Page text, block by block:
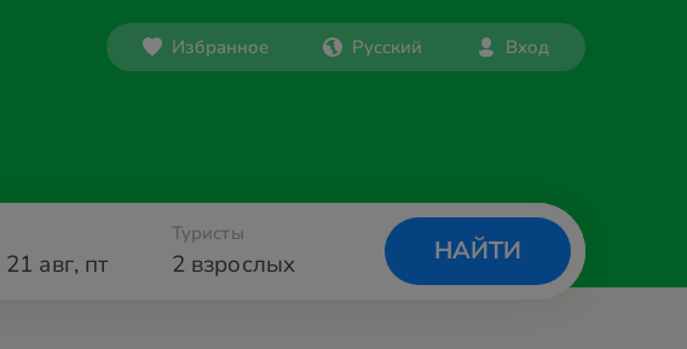
Избранное Русский Вход
21 авг, пт 2 взрослых
Туристы
НАЙТИ